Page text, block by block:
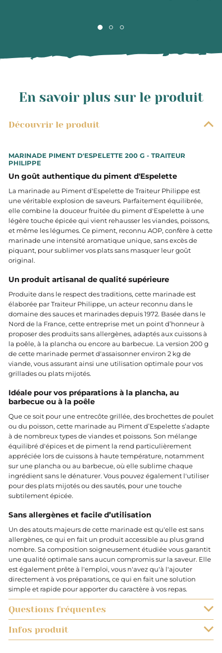
En savoir plus sur le produit
Découvrir le produit
MARINADE PIMENT D'ESPELETTE 200 G - TRAITEUR
PHILIPPE
Un goût authentique du piment d'Espelette
La marinade au Piment d'Espelette de Traiteur Philippe est
une véritable explosion de saveurs. Parfaitement équilibrée,
elle combine la douceur fruitée du piment d'Espelette à une
légère touche épicée qui vient rehausser les viandes, poissons,
et même les légumes. Ce piment, reconnu AOP, confère à cette
marinade une intensité aromatique unique, sans excès de
piquant, pour sublimer vos plats sans masquer leur goût
original.
Un produit artisanal de qualité supérieure
Produite dans le respect des traditions, cette marinade est
élaborée par Traiteur Philippe, un acteur reconnu dans le
domaine des sauces et marinades depuis 1972. Basée dans le
Nord de la France, cette entreprise met un point d’honneur à
proposer des produits sans allergènes, adaptés aux cuissons à
la poêle, à la plancha ou encore au barbecue. La version 200 g
de cette marinade permet d'assaisonner environ 2 kg de
viande, vous assurant ainsi une utilisation optimale pour vos
grillades ou plats mijotés.
Idéale pour vos préparations à la plancha, au
barbecue ou à la poêle
Que ce soit pour une entrecôte grillée, des brochettes de poulet
ou du poisson, cette marinade au Piment d’Espelette s’adapte
à de nombreux types de viandes et poissons. Son mélange
équilibré d'épices et de piment la rend particulièrement
appréciée lors de cuissons à haute température, notamment
sur une plancha ou au barbecue, où elle sublime chaque
ingrédient sans le dénaturer. Vous pouvez également l'utiliser
pour des plats mijotés ou des sautés, pour une touche
subtilement épicée.
Sans allergènes et facile d’utilisation
Un des atouts majeurs de cette marinade est qu'elle est sans
allergènes, ce qui en fait un produit accessible au plus grand
nombre. Sa composition soigneusement étudiée vous garantit
une qualité optimale sans aucun compromis sur la saveur. Elle
est également prête à l'emploi, vous n'avez qu'à l'ajouter
directement à vos préparations, ce qui en fait une solution
simple et rapide pour apporter du caractère à vos repas.
Questions fréquentes
QUELS SONT LES DÉLAIS DE LIVRAISON ?
Infos produit